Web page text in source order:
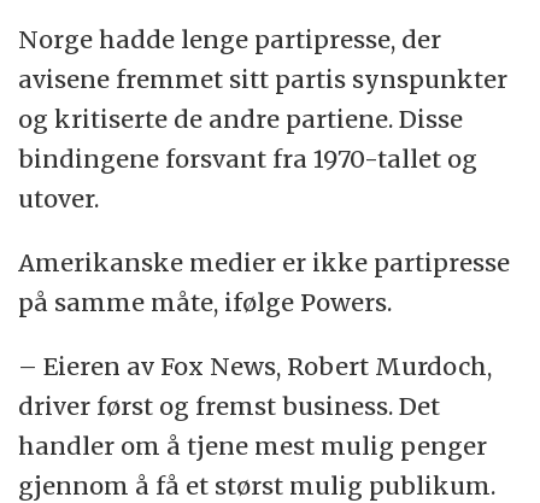
Norge hadde lenge partipresse, der
avisene fremmet sitt partis synspunkter
og kritiserte de andre partiene. Disse
bindingene forsvant fra 1970-tallet og
utover.
Amerikanske medier er ikke partipresse
på samme måte, ifølge Powers.
– Eieren av Fox News, Robert Murdoch,
driver først og fremst business. Det
handler om å tjene mest mulig penger
gjennom å få et størst mulig publikum.